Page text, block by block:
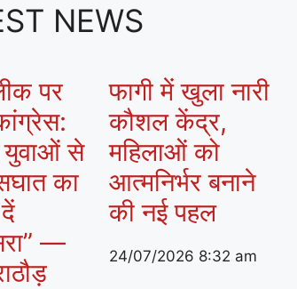
NEWS
पर
युवाओं से
का
—
फागी में खुला नारी
कौशल केंद्र,
महिलाओं को
आत्मनिर्भर बनाने
की नई पहल
24/07/2026 8:32 am